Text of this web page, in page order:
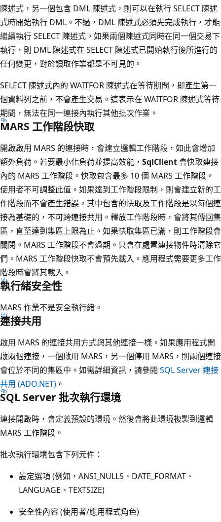
陳述式，另一個包含 DML 陳述式，則可以在執行 SELECT 陳述
式時開始執行 DML。不過，DML 陳述式必須先完成執行，才能
繼續執行 SELECT 陳述式。如果兩個陳述式同時在同一個交易下
執行，則 DML 陳述式在 SELECT 陳述式已開始執行後所進行的
任何變更，對於讀取作業都是不可見的。
SELECT 陳述式內的 WAITFOR 陳述式在等待期間，即產生第一
個資料列之前，不會產生交易。這表示在 WAITFOR 陳述式等待
期間，無法在同一連接內執行其他批次作業。
MARS 工作階段快取
開啟啟用 MARS 的連接時，會建立邏輯工作階段，如此會增加
額外負荷。若要最小化負荷並提高效能， SqlClient會快取連接
內的 MARS 工作階段。快取包含最多 10 個 MARS 工作階段。
使用者不可調整此值。如果達到工作階段限制，則會建立新的工
作階段而不會產生錯誤。其中包含的快取及工作階段是以每個連
接為基礎的，不可跨連接共用。釋放工作階段時，會將其傳回集
區，直至達到集區上限為止。如果快取集區已滿，則工作階段會
關閉。MARS 工作階段不會過期。只會在處置連接物件時清除它
們。MARS 工作階段快取不會預先載入。應用程式需要更多工作
階段時會將其載入。
執行緒安全性
MARS 作業不是安全執行緒。
連接共用
啟用 MARS 的連接共用方式與其他連接一樣。如果應用程式開
啟兩個連接，一個啟用 MARS，另一個停用 MARS，則兩個連接
會位於不同的集區中。如需詳細資訊，請參閱 SQL Server 連接
共用 (ADO.NET) 。
SQL Server 批次執行環境
連接開啟時，會定義預設的環境。然後會將此環境複製到邏輯
MARS 工作階段。
批次執行環境包含下列元件：
設定選項 (例如，ANSI_NULLS、DATE_FORMAT、
LANGUAGE、TEXTSIZE)
安全性內容 (使用者/應用程式角色)